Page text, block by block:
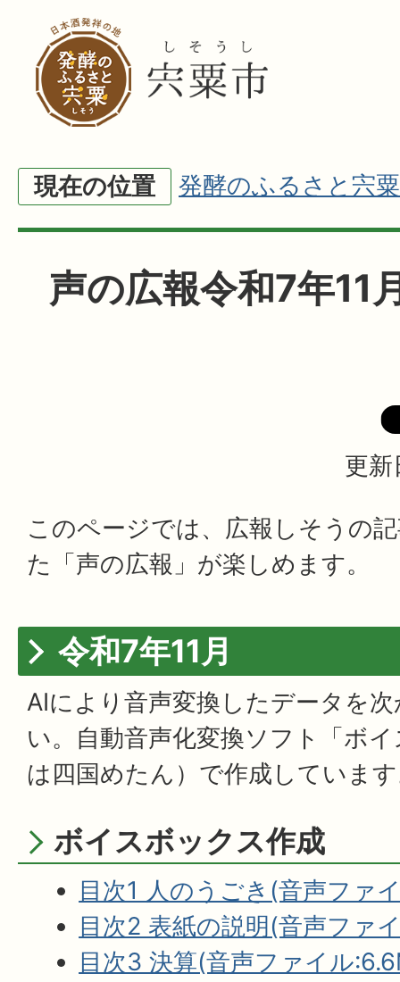
現在の位置 発酵のふるさと宍粟
声の広報令和7年11
更
このページでは、広報しそうの
た「声の広報」が楽しめます。
令和7年11月
AIにより音声変換したデータを
い。自動音声化変換ソフト「ボ
は四国めたん）で作成していま
ボイスボックス作成
目次1 人のうごき(音声ファ
目次2 表紙の説明(音声ファ
目次3 決算(音声ファイル